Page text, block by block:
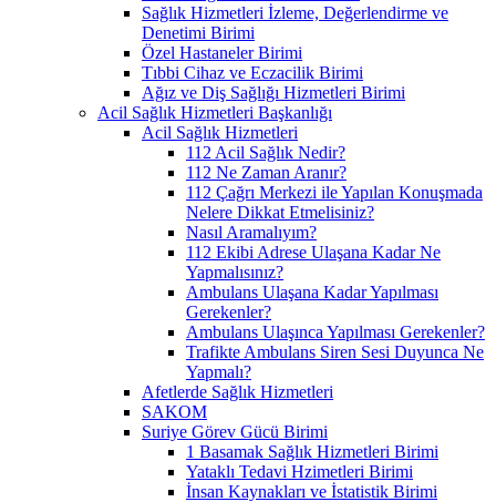
Sağlık Hizmetleri İzleme, Değerlendirme ve
Denetimi Birimi
Özel Hastaneler Birimi
Tıbbi Cihaz ve Eczacilik Birimi
Ağız ve Diş Sağlığı Hizmetleri Birimi
Acil Sağlık Hizmetleri Başkanlığı
Acil Sağlık Hizmetleri
112 Acil Sağlık Nedir?
112 Ne Zaman Aranır?
112 Çağrı Merkezi ile Yapılan Konuşmada
Nelere Dikkat Etmelisiniz?
Nasıl Aramalıyım?
112 Ekibi Adrese Ulaşana Kadar Ne
Yapmalısınız?
Ambulans Ulaşana Kadar Yapılması
Gerekenler?
Ambulans Ulaşınca Yapılması Gerekenler?
Trafikte Ambulans Siren Sesi Duyunca Ne
Yapmalı?
Afetlerde Sağlık Hizmetleri
SAKOM
Suriye Görev Gücü Birimi
1 Basamak Sağlık Hizmetleri Birimi
Yataklı Tedavi Hzimetleri Birimi
İnsan Kaynakları ve İstatistik Birimi